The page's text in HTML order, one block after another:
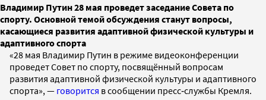
Владимир Путин 28 мая проведет заседание Совета по
спорту. Основной темой обсуждения станут вопросы,
касающиеся развития адаптивной физической культуры и
адаптивного спорта
«28 мая Владимир Путин в режиме видеоконференции
проведет Совет по спорту, посвящённый вопросам
развития адаптивной физической культуры и адаптивного
спорта», — говорится в сообщении пресс‑службы Кремля.